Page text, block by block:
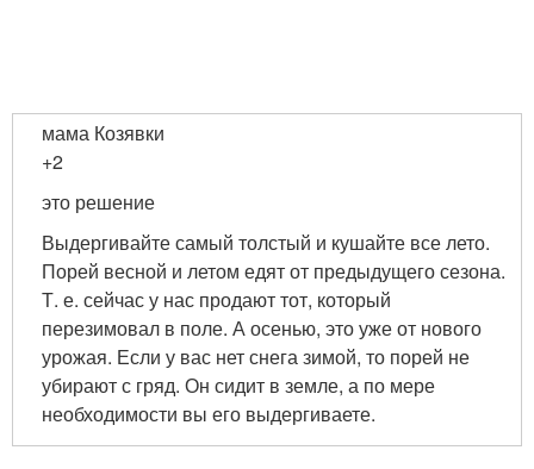
мама Козявки
+2
это решение
Выдергивайте самый толстый и кушайте все лето.
Порей весной и летом едят от предыдущего сезона.
Т. е. сейчас у нас продают тот, который
перезимовал в поле. А осенью, это уже от нового
урожая. Если у вас нет снега зимой, то порей не
убирают с гряд. Он сидит в земле, а по мере
необходимости вы его выдергиваете.